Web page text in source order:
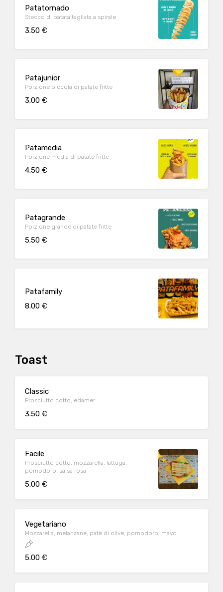
Patatornado
Stecco di patata tagliata a spirale
3.50 €
Patajunior
Porzione piccola di patate fritte
3.00 €
Patamedia
Porzione media di patate fritte
4.50 €
Patagrande
Porzione grande di patate fritte
5.50 €
Patafamily
8.00 €
Toast
Classic
Prosciutto cotto, edamer
3.50 €
Facile
Prosciutto cotto, mozzarella, lattuga,
pomodoro, salsa rosa
5.00 €
Vegetariano
Mozzarella, melanzane, patè di olive, pomodoro, mayo
5.00 €